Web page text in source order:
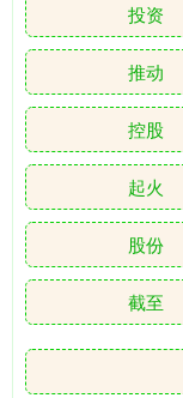
投资
推动
控股
起火
股份
截至